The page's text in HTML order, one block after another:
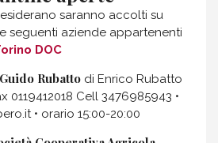
saranno accolti su
seguenti aziende appartenenti
DOC
Rubatto di Enrico Rubatto
0119412018 Cell 3476985943 •
• orario 15:00-20:00